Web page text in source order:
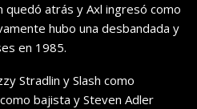
quedó atrás y Axl ingresó como
hubo una desbandada y
en 1985.
Stradlin y Slash como
bajista y Steven Adler